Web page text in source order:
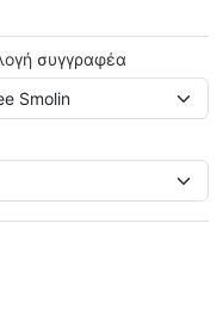
συγγραφέα